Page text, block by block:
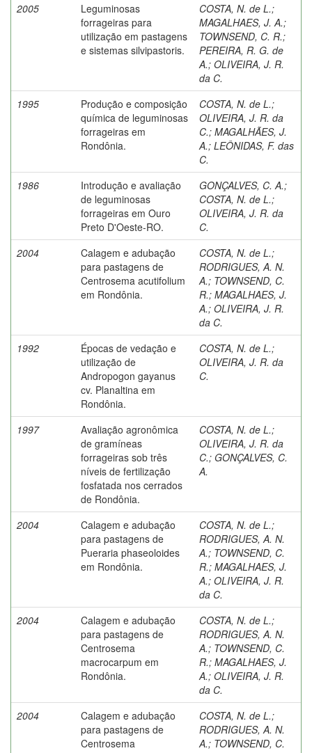
2005
Leguminosas
forrageiras para
utilização em pastagens
e sistemas silvipastoris.
COSTA, N. de L.;
MAGALHAES, J. A.;
TOWNSEND, C. R.;
PEREIRA, R. G. de
A.; OLIVEIRA, J. R.
da C.
1995
Produção e composição
química de leguminosas
forrageiras em
Rondônia.
COSTA, N. de L.;
OLIVEIRA, J. R. da
C.; MAGALHÃES, J.
A.; LEÔNIDAS, F. das
C.
1986
Introdução e avaliação
de leguminosas
forrageiras em Ouro
Preto D'Oeste-RO.
GONÇALVES, C. A.;
COSTA, N. de L.;
OLIVEIRA, J. R. da
C.
2004
Calagem e adubação
para pastagens de
Centrosema acutifolium
em Rondônia.
COSTA, N. de L.;
RODRIGUES, A. N.
A.; TOWNSEND, C.
R.; MAGALHAES, J.
A.; OLIVEIRA, J. R.
da C.
1992
Épocas de vedação e
utilização de
Andropogon gayanus
cv. Planaltina em
Rondônia.
COSTA, N. de L.;
OLIVEIRA, J. R. da
C.
1997
Avaliação agronômica
de gramíneas
forrageiras sob três
níveis de fertilização
fosfatada nos cerrados
de Rondônia.
COSTA, N. de L.;
OLIVEIRA, J. R. da
C.; GONÇALVES, C.
A.
2004
Calagem e adubação
para pastagens de
Pueraria phaseoloides
em Rondônia.
COSTA, N. de L.;
RODRIGUES, A. N.
A.; TOWNSEND, C.
R.; MAGALHAES, J.
A.; OLIVEIRA, J. R.
da C.
2004
Calagem e adubação
para pastagens de
Centrosema
macrocarpum em
Rondônia.
COSTA, N. de L.;
RODRIGUES, A. N.
A.; TOWNSEND, C.
R.; MAGALHAES, J.
A.; OLIVEIRA, J. R.
da C.
2004
Calagem e adubação
para pastagens de
Centrosema
COSTA, N. de L.;
RODRIGUES, A. N.
A.; TOWNSEND, C.